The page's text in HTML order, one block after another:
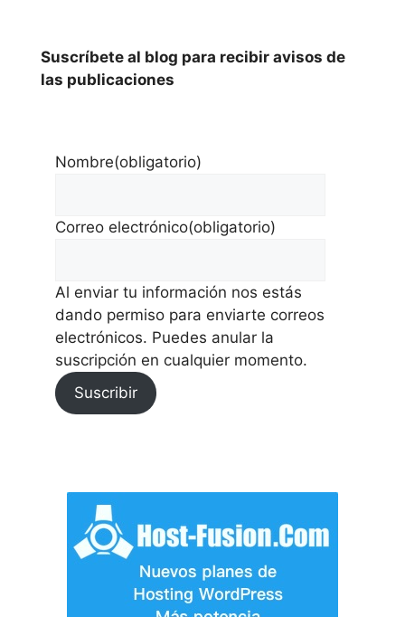
Suscríbete al blog para recibir avisos de
las publicaciones
Nombre(obligatorio)
Correo electrónico(obligatorio)
Al enviar tu información nos estás
dando permiso para enviarte correos
electrónicos. Puedes anular la
suscripción en cualquier momento.
Suscribir